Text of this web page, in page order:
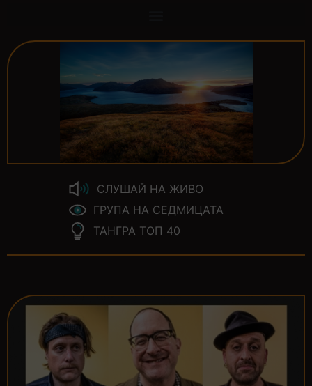
СЛУШАЙ НА ЖИВО
ГРУПА НА СЕДМИЦАТА
ТАНГРА ТОП 40